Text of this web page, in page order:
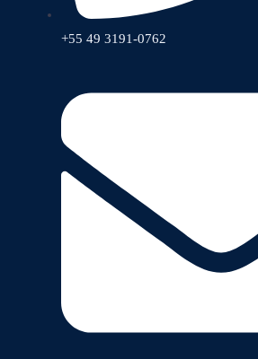
+55 49 3191-0762